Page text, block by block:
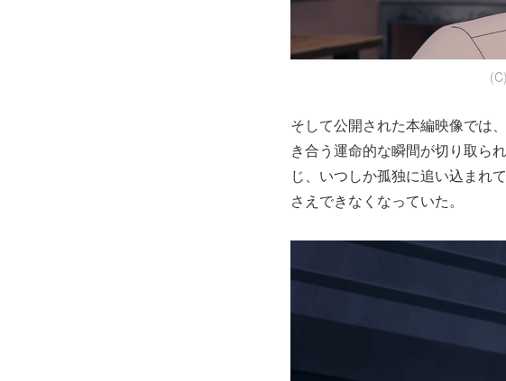
そして公開された本編映像では
き合う運命的な瞬間が切り取ら
じ、いつしか孤独に追い込まれ
さえできなくなっていた。